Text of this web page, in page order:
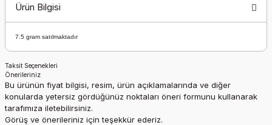
Ürün Bilgisi
7.5 gram satılmaktadır
Taksit Seçenekleri
Önerileriniz
Bu ürünün fiyat bilgisi, resim, ürün açıklamalarında ve diğer
konularda yetersiz gördüğünüz noktaları öneri formunu kullanarak
tarafımıza iletebilirsiniz.
Görüş ve önerileriniz için teşekkür ederiz.